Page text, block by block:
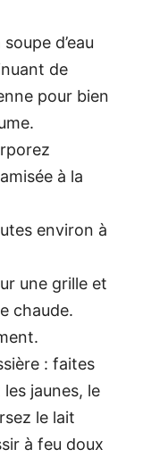
d’eau
de
pour bien
à la
environ à
une grille et
chaude.
: faites
jaunes, le
le lait
à feu doux